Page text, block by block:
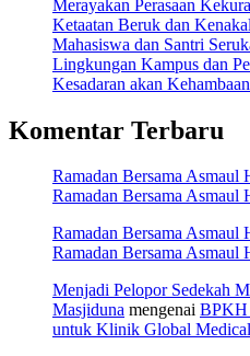
Merayakan Perasaan
Ketaatan Beruk dan
Mahasiswa dan Santri
Lingkungan Kampus dan
Kesadaran akan
Komentar Terbaru
Ramadan Bersama Asmaul
Ramadan Bersama Asmaul
Ramadan Bersama Asmaul
Ramadan Bersama Asmaul
Menjadi Pelopor Sedekah
Masjiduna mengenai BPKH
untuk Klinik Global